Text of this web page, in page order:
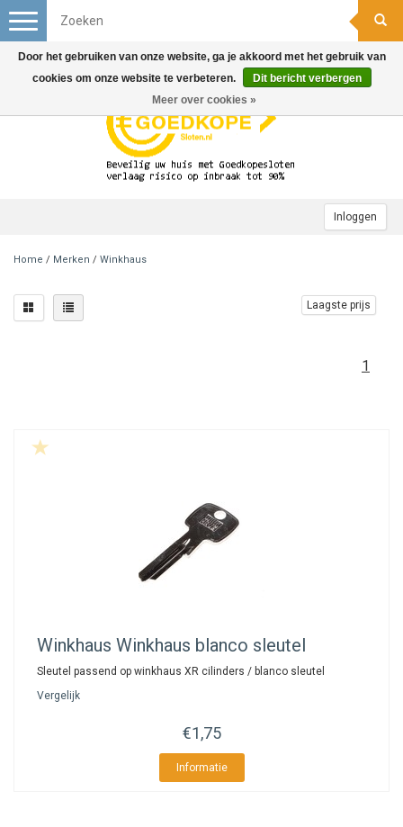
Inloggen
Toggle
navigation
Home / Merken / Winkhaus
Laagste prijs
1
Winkhaus Winkhaus blanco sleutel
Sleutel passend op winkhaus XR cilinders / blanco sleutel
Vergelijk
€1,75
Informatie
Door het gebruiken van onze website, ga je akkoord met het gebruik van
cookies om onze website te verbeteren.
Dit bericht verbergen
Meer over cookies »